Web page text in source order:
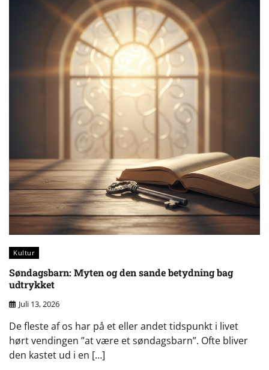
Kultur
Søndagsbarn: Myten og den sande betydning bag
udtrykket
Juli 13, 2026
De fleste af os har på et eller andet tidspunkt i livet
hørt vendingen ”at være et søndagsbarn”. Ofte bliver
den kastet ud i en […]